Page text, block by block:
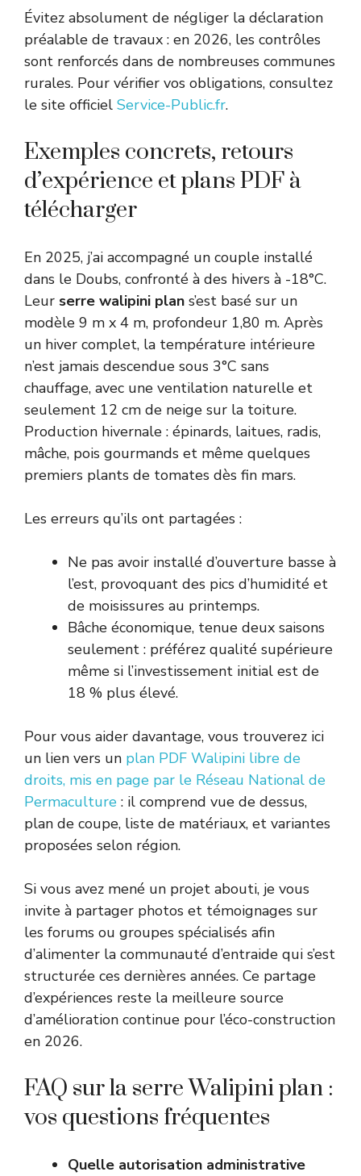
Évitez absolument de négliger la déclaration
préalable de travaux : en 2026, les contrôles
sont renforcés dans de nombreuses communes
rurales. Pour vérifier vos obligations, consultez
le site officiel Service-Public.fr.
Exemples concrets, retours
d’expérience et plans PDF à
télécharger
En 2025, j’ai accompagné un couple installé
dans le Doubs, confronté à des hivers à -18°C.
Leur serre walipini plan s’est basé sur un
modèle 9 m x 4 m, profondeur 1,80 m. Après
un hiver complet, la température intérieure
n’est jamais descendue sous 3°C sans
chauffage, avec une ventilation naturelle et
seulement 12 cm de neige sur la toiture.
Production hivernale : épinards, laitues, radis,
mâche, pois gourmands et même quelques
premiers plants de tomates dès fin mars.
Les erreurs qu’ils ont partagées :
Ne pas avoir installé d’ouverture basse à
l’est, provoquant des pics d’humidité et
de moisissures au printemps.
Bâche économique, tenue deux saisons
seulement : préférez qualité supérieure
même si l’investissement initial est de
18 % plus élevé.
Pour vous aider davantage, vous trouverez ici
un lien vers un plan PDF Walipini libre de
droits, mis en page par le Réseau National de
Permaculture : il comprend vue de dessus,
plan de coupe, liste de matériaux, et variantes
proposées selon région.
Si vous avez mené un projet abouti, je vous
invite à partager photos et témoignages sur
les forums ou groupes spécialisés afin
d’alimenter la communauté d’entraide qui s’est
structurée ces dernières années. Ce partage
d’expériences reste la meilleure source
d’amélioration continue pour l’éco-construction
en 2026.
FAQ sur la serre Walipini plan :
vos questions fréquentes
Quelle autorisation administrative